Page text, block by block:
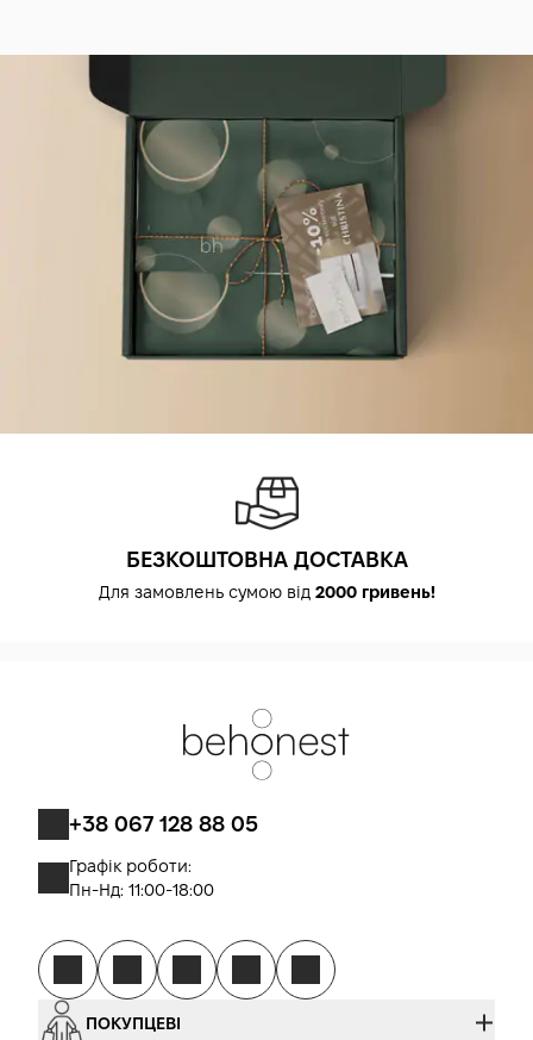
БЕЗКОШТОВНА ДОСТАВКА
Для замовлень сумою від 2000 гривень!
+38 067 128 88 05
Графік роботи:
Пн-Нд: 11:00-18:00
ПОКУПЦЕВІ